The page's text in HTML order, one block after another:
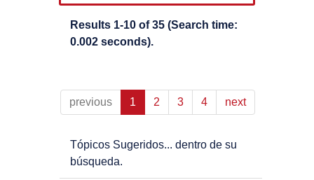
Results 1-10 of 35 (Search time:
0.002 seconds).
previous 1 2 3 4 next
Tópicos Sugeridos... dentro de su
búsqueda.